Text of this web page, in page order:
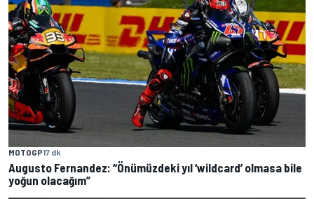
MOTOGP17 dk
Augusto Fernandez: “Önümüzdeki yıl ‘wildcard’ olmasa bile
yoğun olacağım”